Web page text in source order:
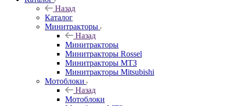
Назад
Каталог
Минитракторы
Назад
Минитракторы
Минитракторы Rossel
Минитракторы МТЗ
Минитракторы Mitsubishi
Мотоблоки
Назад
Мотоблоки